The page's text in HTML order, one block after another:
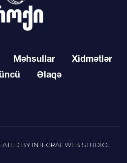
Məhsullar
Xidmətlər
Əlaqə
BY INTEGRAL WEB STUDIO